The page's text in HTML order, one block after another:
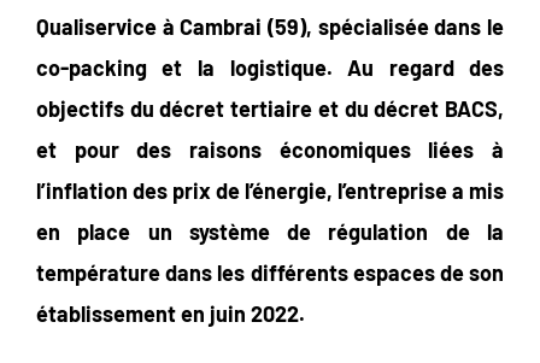
Qualiservice à Cambrai (59), spécialisée dans le
co-packing et la logistique. Au regard des
objectifs du décret tertiaire et du décret BACS,
et pour des raisons économiques liées à
l’inflation des prix de l’énergie, l’entreprise a mis
en place un système de régulation de la
température dans les différents espaces de son
établissement en juin 2022.